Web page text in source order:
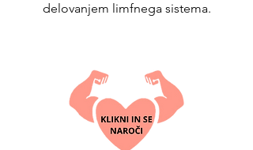
delovanjem limfnega sistema.